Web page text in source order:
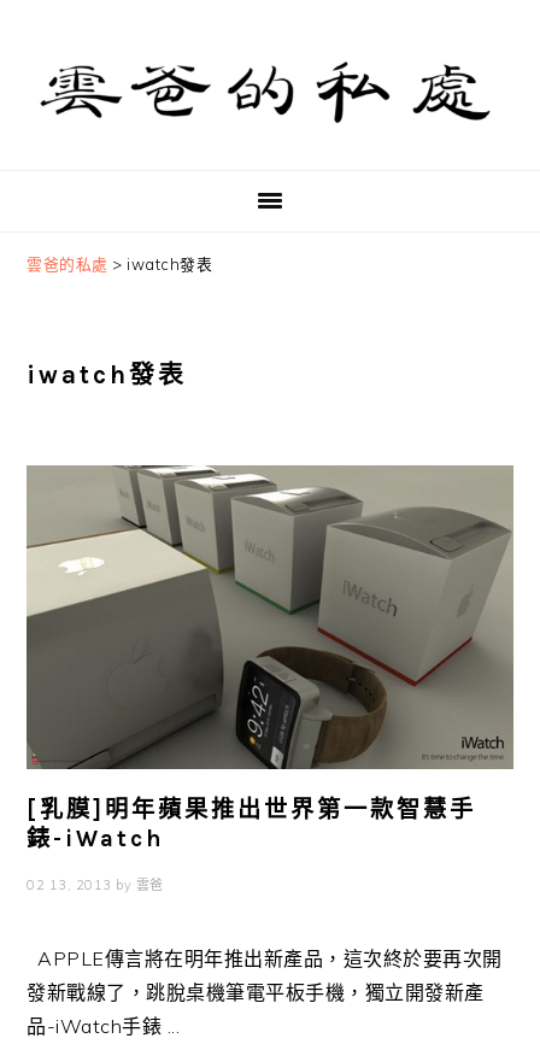
primary
navigation
content
primary
sidebar
雲爸的私處 > iwatch發表
iwatch發表
[乳膜]明年蘋果推出世界第一款智慧手
錶-iWatch
02 13, 2013 by 雲爸
APPLE傳言將在明年推出新產品，這次終於要再次開
發新戰線了，跳脫桌機筆電平板手機，獨立開發新產
品-iWatch手錶 ...